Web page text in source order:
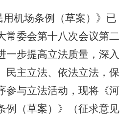
机场条例（草案）》已
常委会第十八次会议第二
一步提高立法质量，深入
民主立法、依法立法，保
参与立法活动，现将《河
例（草案）》（征求意见